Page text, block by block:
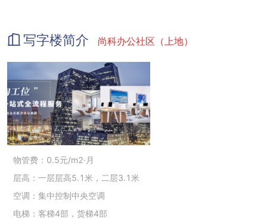
写字楼简介 尚科办公社区（上地）
物管费：0.5元/m2·月
层高：一层层高5.1米，二层3.1米
空调：集中控制中央空调
电梯：客梯4部，货梯4部